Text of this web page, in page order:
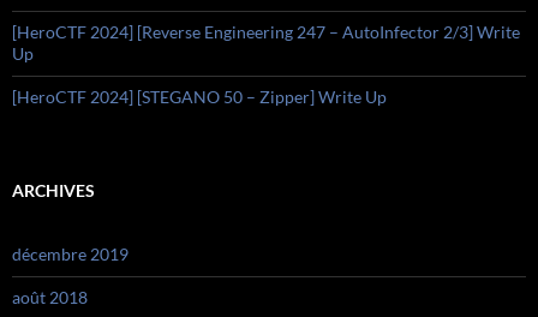
[HeroCTF 2024] [Reverse Engineering 247 – AutoInfector 2/3] Write
Up
[HeroCTF 2024] [STEGANO 50 – Zipper] Write Up
ARCHIVES
décembre 2019
août 2018